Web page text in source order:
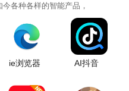
各种各样的智能产品，
ie浏览器 AI抖音